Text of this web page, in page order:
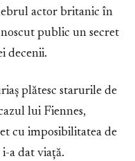
actor britanic în
public un secret
decenii.
plătesc starurile de
lui Fiennes,
cu imposibilitatea de
i-a dat viață.